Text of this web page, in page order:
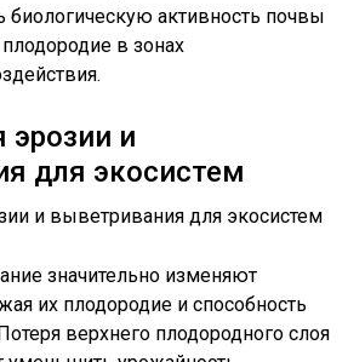
биологическую активность почвы
в зонах
эрозии и
для экосистем
значительно изменяют
их плодородие и способность
верхнего плодородного слоя